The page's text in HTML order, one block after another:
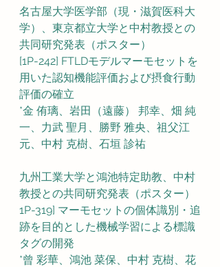
名古屋大学医学部（現・滋賀医科大
学）、東京都立大学と中村教授との
共同研究発表（ポスター）
[1P-242] FTLDモデルマーモセットを
用いた認知機能評価および摂食行動
評価の確立
*金 侑璃、岩田（遠藤） 邦幸、畑 純
一、力武 聖月、勝野 雅央、祖父江
元、中村 克樹、石垣 診祐
九州工業大学と鴻池特定助教、中村
教授との共同研究発表（ポスター）
1P-319] マーモセットの個体識別・追
跡を目的とした機械学習による標識
タグの開発
*曾 彩華、鴻池 菜保、中村 克樹、花